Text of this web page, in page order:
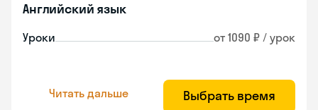
Английский язык
Уроки от 1090 ₽ / урок
Читать дальше Выбрать время